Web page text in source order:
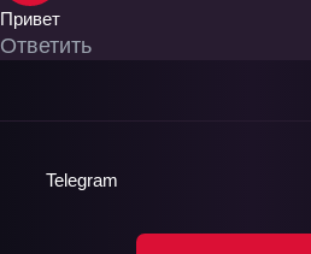
Привет
Ответить
Telegram